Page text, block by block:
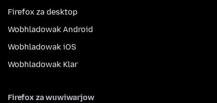
Firefox za desktop
Wobhladowak Android
Wobhladowak iOS
Wobhladowak Klar
Firefox za wuwiwarjow